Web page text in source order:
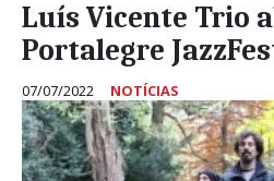
Luís Vicente Trio
Portalegre
07/07/2022 NOTÍCIAS